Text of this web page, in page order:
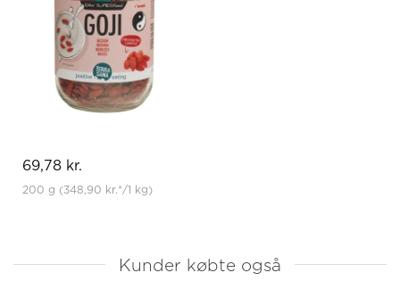
69,78 kr.
200 g (348,90 kr.*/1 kg)
Kunder købte også